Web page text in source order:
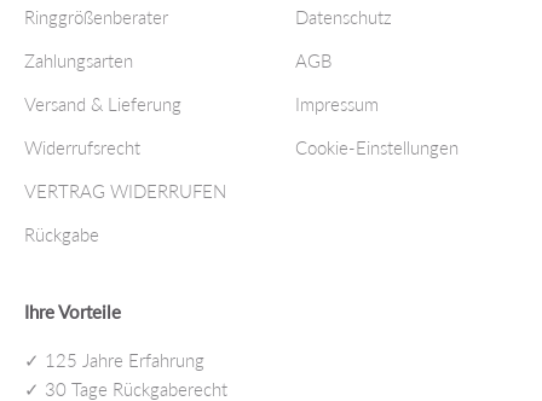
Ringgrößenberater
Zahlungsarten
Versand & Lieferung
Widerrufsrecht
VERTRAG WIDERRUFEN
Rückgabe
Datenschutz
AGB
Impressum
Cookie-Einstellungen
Ihre Vorteile
✓ 125 Jahre Erfahrung
✓ 30 Tage Rückgaberecht